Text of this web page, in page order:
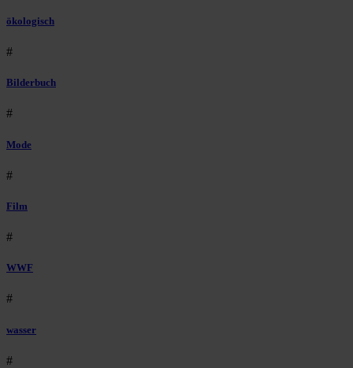
ökologisch
#
Bilderbuch
#
Mode
#
Film
#
WWF
#
wasser
#